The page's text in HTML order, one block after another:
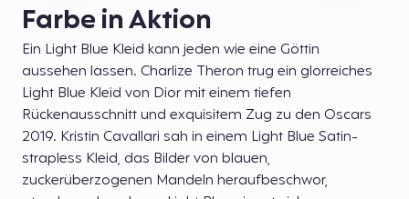
Farbe in Aktion
Ein Light Blue Kleid kann jeden wie eine Göttin
aussehen lassen. Charlize Theron trug ein glorreiches
Light Blue Kleid von Dior mit einem tiefen
Rückenausschnitt und exquisitem Zug zu den Oscars
2019. Kristin Cavallari sah in einem Light Blue Satin-
strapless Kleid, das Bilder von blauen,
zuckerüberzogenen Mandeln heraufbeschwor,